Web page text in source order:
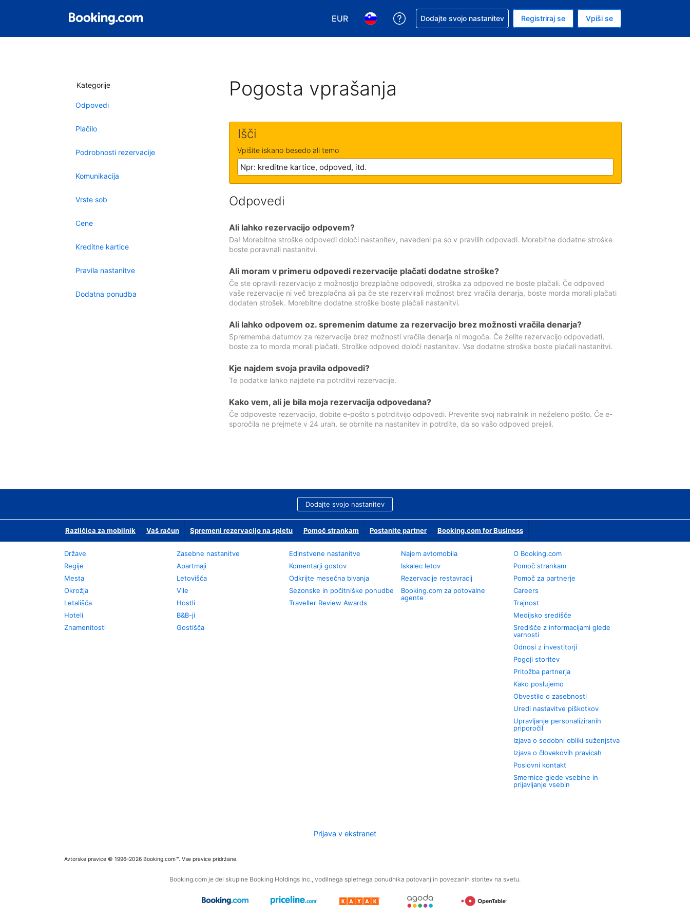
EUR
Izbira valute. Vaša trenutna valuta je evro
Izbira jezika. Vaš trenutni jezik je Slovenščini
Zaprosite za pomoč pri rezervaciji
Dodajte svojo nastanitev Registriraj se Vpiši se
Kategorije
Odpovedi
Plačilo
Podrobnosti rezervacije
Komunikacija
Vrste sob
Cene
Kreditne kartice
Pravila nastanitve
Dodatna ponudba
Pogosta vprašanja
Išči
Vpišite iskano besedo ali temo
Odpovedi
Ali lahko rezervacijo odpovem?
Da! Morebitne stroške odpovedi določi nastanitev, navedeni pa so v pravilih odpovedi. Morebitne dodatne stroške
boste poravnali nastanitvi.
Ali moram v primeru odpovedi rezervacije plačati dodatne stroške?
Če ste opravili rezervacijo z možnostjo brezplačne odpovedi, stroška za odpoved ne boste plačali. Če odpoved
vaše rezervacije ni več brezplačna ali pa če ste rezervirali možnost brez vračila denarja, boste morda morali plačati
dodaten strošek. Morebitne dodatne stroške boste plačali nastanitvi.
Ali lahko odpovem oz. spremenim datume za rezervacijo brez možnosti vračila denarja?
Sprememba datumov za rezervacije brez možnosti vračila denarja ni mogoča. Če želite rezervacijo odpovedati,
boste za to morda morali plačati. Stroške odpoved določi nastanitev. Vse dodatne stroške boste plačali nastanitvi.
Kje najdem svoja pravila odpovedi?
Te podatke lahko najdete na potrditvi rezervacije.
Kako vem, ali je bila moja rezervacija odpovedana?
Če odpoveste rezervacijo, dobite e-pošto s potrditvijo odpovedi. Preverite svoj nabiralnik in neželeno pošto. Če e-
sporočila ne prejmete v 24 urah, se obrnite na nastanitev in potrdite, da so vašo odpoved prejeli.
Dodajte svojo nastanitev
Različica za mobilnik Vaš račun Spremeni rezervacijo na spletu Pomoč strankam Postanite partner Booking.com for Business
Države
Regije
Mesta
Okrožja
Letališča
Hoteli
Znamenitosti
Zasebne nastanitve
Apartmaji
Letovišča
Vile
Hostli
B&B-ji
Gostišča
Edinstvene nastanitve
Komentarji gostov
Odkrijte mesečna bivanja
Sezonske in počitniške ponudbe
Traveller Review Awards
Najem avtomobila
Iskalec letov
Rezervacije restavracij
Booking.com za potovalne
agente
O Booking.com
Pomoč strankam
Pomoč za partnerje
Careers
Trajnost
Medijsko središče
Središče z informacijami glede
varnosti
Odnosi z investitorji
Pogoji storitev
Pritožba partnerja
Kako poslujemo
Obvestilo o zasebnosti
Uredi nastavitve piškotkov
Upravljanje personaliziranih
priporočil
Izjava o sodobni obliki suženjstva
Izjava o človekovih pravicah
Poslovni kontakt
Smernice glede vsebine in
prijavljanje vsebin
Prijava v ekstranet
Avtorske pravice © 1996–2026 Booking.com™. Vse pravice pridržane.
Booking.com je del skupine Booking Holdings Inc., vodilnega spletnega ponudnika potovanj in povezanih storitev na svetu.